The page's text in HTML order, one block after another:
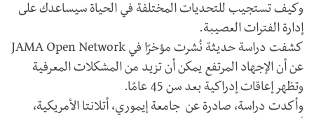
وكيف تستجيب للتحديات المختلفة في الحياة سيساعدك على
إدارة الفترات العصيبة.
كشفت دراسة حديثة نُشرت مؤخرًا في JAMA Open Network
عن أن الإجهاد المرتفع يمكن أن تزيد من المشكلات المعرفية
وتظهر إعاقات إدراكية بعد سن 45 عامًا.
وأكدت دراسة، صادرة عن جامعة إيموري، أتلانتا الأمريكية،